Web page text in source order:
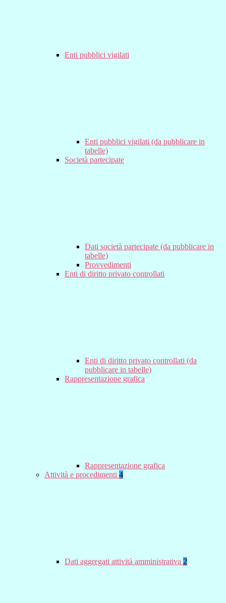
Enti pubblici vigilati
Enti pubblici vigilati (da pubblicare in
tabelle)
Società partecipate
Dati società partecipate (da pubblicare in
tabelle)
Provvedimenti
Enti di diritto privato controllati
Enti di diritto privato controllati (da
pubblicare in tabelle)
Rappresentazione grafica
Rappresentazione grafica
Attività e procedimenti 4
Dati aggregati attività amministrativa 2